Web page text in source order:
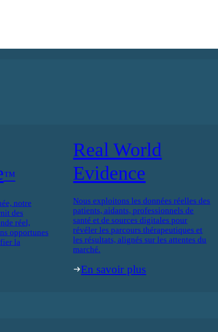
™
notre
des
réel,
opportunes
la
Real World
Evidence
Nous exploitons les données réelles des
patients, aidants, professionnels de
santé et de sources digitales pour
révéler les parcours thérapeutiques et
les résultats, alignés sur les attentes du
marché.
En savoir plus